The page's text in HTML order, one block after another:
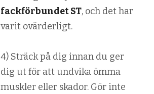
fackförbundet ST, och det har
varit ovärderligt.
4) Sträck på dig innan du ger
dig ut för att undvika ömma
muskler eller skador. Gör inte